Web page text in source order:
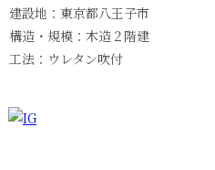
建設地：東京都八王子市
構造・規模：木造２階建
工法：ウレタン吹付